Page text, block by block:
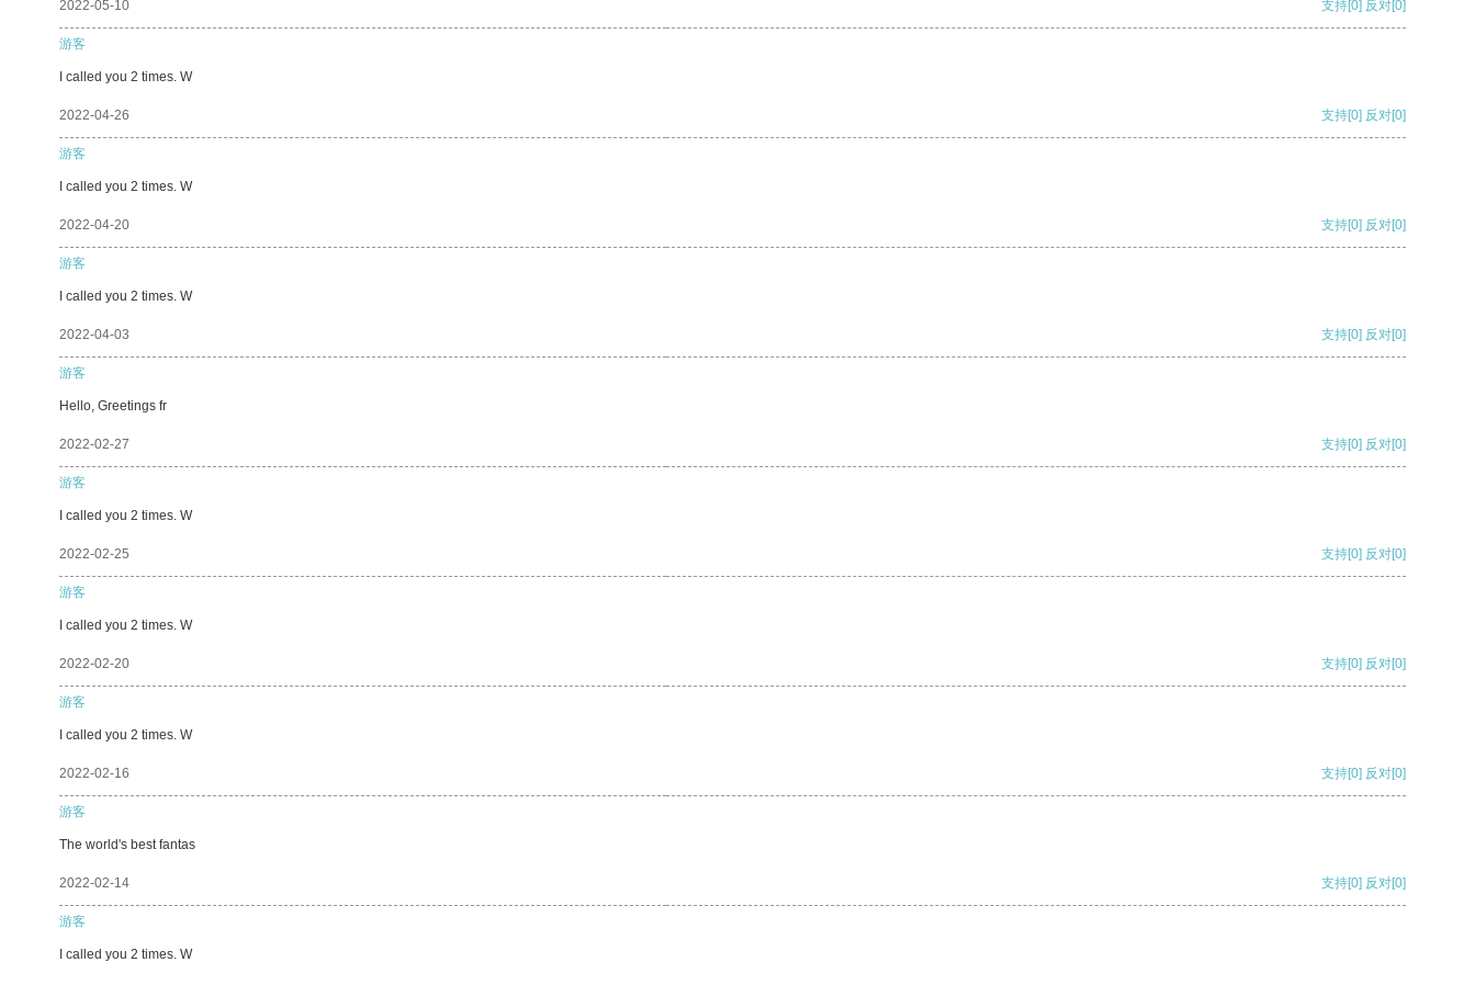
2022-05-10 支持[0] 反对[0]
游客
I called you 2 times. W
2022-04-26 支持[0] 反对[0]
游客
I called you 2 times. W
2022-04-20 支持[0] 反对[0]
游客
I called you 2 times. W
2022-04-03 支持[0] 反对[0]
游客
Hello, Greetings fr
2022-02-27 支持[0] 反对[0]
游客
I called you 2 times. W
2022-02-25 支持[0] 反对[0]
游客
I called you 2 times. W
2022-02-20 支持[0] 反对[0]
游客
I called you 2 times. W
2022-02-16 支持[0] 反对[0]
游客
The world's best fantas
2022-02-14 支持[0] 反对[0]
游客
I called you 2 times. W